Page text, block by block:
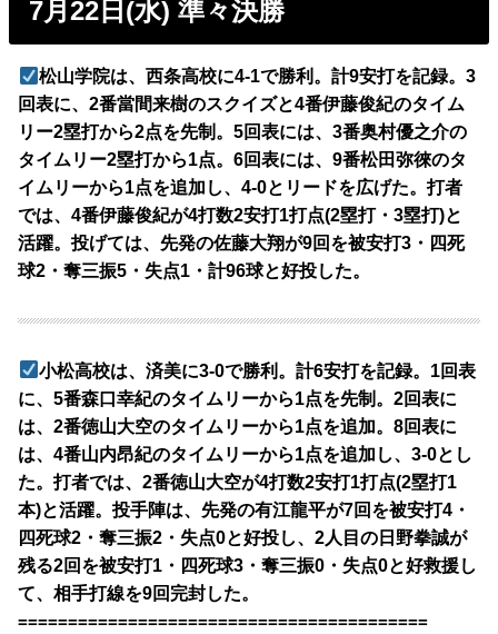
7月22日(水) 準々決勝
松山学院は、西条高校に4-1で勝利。計9安打を記録。3
回表に、2番當間来樹のスクイズと4番伊藤俊紀のタイム
リー2塁打から2点を先制。5回表には、3番奥村優之介の
タイムリー2塁打から1点。6回表には、9番松田弥徠のタ
イムリーから1点を追加し、4-0とリードを広げた。打者
では、4番伊藤俊紀が4打数2安打1打点(2塁打・3塁打)と
活躍。投げては、先発の佐藤大翔が9回を被安打3・四死
球2・奪三振5・失点1・計96球と好投した。
小松高校は、済美に3-0で勝利。計6安打を記録。1回表
に、5番森口幸紀のタイムリーから1点を先制。2回表に
は、2番徳山大空のタイムリーから1点を追加。8回表に
は、4番山内昂紀のタイムリーから1点を追加し、3-0とし
た。打者では、2番徳山大空が4打数2安打1打点(2塁打1
本)と活躍。投手陣は、先発の有江龍平が7回を被安打4・
四死球2・奪三振2・失点0と好投し、2人目の日野拳誠が
残る2回を被安打1・四死球3・奪三振0・失点0と好救援し
て、相手打線を9回完封した。
=========================================